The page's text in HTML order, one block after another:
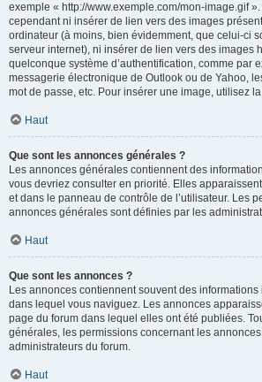
exemple « http://www.exemple.com/mon-image.gif
cependant ni insérer de lien vers des images
ordinateur (à moins, bien évidemment, que celui-ci
serveur internet), ni insérer de lien vers des images
quelconque système d’authentification, comme par
messagerie électronique de Outlook ou de Yahoo,
mot de passe, etc. Pour insérer une image, utilisez
Haut
Que sont les annonces générales ?
Les annonces générales contiennent des
vous devriez consulter en priorité. Elles
et dans le panneau de contrôle de l’utilisateur. Les
annonces générales sont définies par les
Haut
Que sont les annonces ?
Les annonces contiennent souvent des
dans lequel vous naviguez. Les annonces
page du forum dans lequel elles ont été publiées.
générales, les permissions concernant les
administrateurs du forum.
Haut